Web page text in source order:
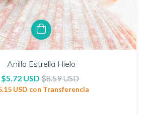
Anillo Estrella Hielo
$5.72 USD $8.59 USD
USD con Transferencia